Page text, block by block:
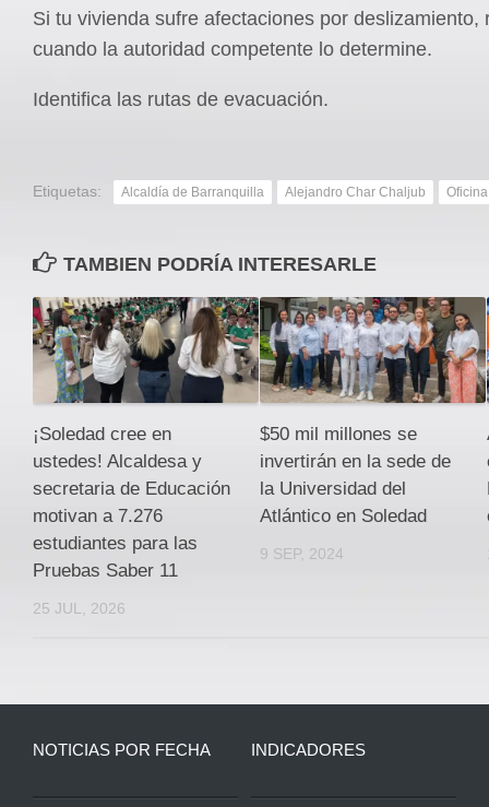
Si tu vivienda sufre afectaciones por deslizamiento,
cuando la autoridad competente lo determine.
Identifica las rutas de evacuación.
Etiquetas: Alcaldía de Barranquilla Alejandro Char Chaljub
TAMBIEN PODRÍA INTERESARLE
¡Soledad cree en
ustedes! Alcaldesa y
secretaria de Educación
motivan a 7.276
estudiantes para las
Pruebas Saber 11
25 JUL, 2026
$50 mil millones se
invertirán en la sede de
la Universidad del
Atlántico en Soledad
9 SEP, 2024
NOTICIAS POR FECHA INDICADORES